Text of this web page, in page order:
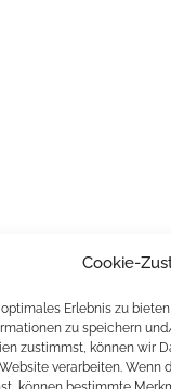
Cookie-
Erlebnis zu
zu speichern
zustimmst, können wir
verarbeiten. Wenn